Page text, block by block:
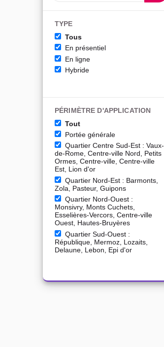
TYPE
Tous
En présentiel
En ligne
Hybride
PÉRIMÈTRE D'APPLICATION
Tout
Portée générale
Quartier Centre Sud-Est : Vaux-
de-Rome, Centre-ville Nord, Petits
Ormes, Centre-ville, Centre-ville
Est, Lion d'or
Quartier Nord-Est : Barmonts,
Zola, Pasteur, Guipons
Quartier Nord-Ouest :
Monsivry, Monts Cuchets,
Esselières-Vercors, Centre-ville
Ouest, Hautes-Bruyères
Quartier Sud-Ouest :
République, Mermoz, Lozaits,
Delaune, Lebon, Epi d'or